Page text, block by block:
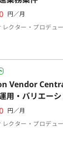
円／月
レクター・プロデュ
Vendor
用・バリエー
円／月
レクター・プロデュ